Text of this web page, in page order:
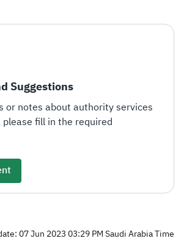
Suggestions
or notes about authority services
fill in the required
07 Jun 2023 03:29 PM Saudi Arabia Time